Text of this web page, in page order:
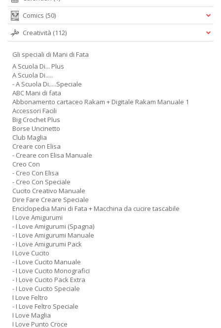
Comics (50)
Creatività (112)
Gli speciali di Mani di Fata
A Scuola Di... Plus
A Scuola Di.....
- A Scuola Di.....Speciale
ABC Mani di fata
Abbonamento cartaceo Rakam + Digitale Rakam Manuale 1
Accessori Facili
Big Crochet Plus
Borse Uncinetto
Club Maglia
Creare con Elisa
- Creare con Elisa Manuale
Creo Con
- Creo Con Elisa
- Creo Con Speciale
Cucito Creativo Manuale
Dire Fare Creare Speciale
Enciclopedia Mani di Fata + Macchina da cucire tascabile
I Love Amigurumi
- I Love Amigurumi (Spagna)
- I Love Amigurumi Manuale
- I Love Amigurumi Pack
I Love Cucito
- I Love Cucito Manuale
- I Love Cucito Monografici
- I Love Cucito Pack Extra
- I Love Cucito Speciale
I Love Feltro
- I Love Feltro Speciale
I Love Maglia
I Love Punto Croce